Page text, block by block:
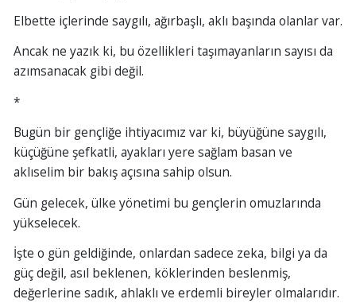
Elbette içlerinde saygılı, ağırbaşlı, aklı başında olanlar var.
Ancak ne yazık ki, bu özellikleri taşımayanların sayısı da
azımsanacak gibi değil.
*
Bugün bir gençliğe ihtiyacımız var ki, büyüğüne saygılı,
küçüğüne şefkatli, ayakları yere sağlam basan ve
aklıselim bir bakış açısına sahip olsun.
Gün gelecek, ülke yönetimi bu gençlerin omuzlarında
yükselecek.
İşte o gün geldiğinde, onlardan sadece zeka, bilgi ya da
güç değil, asıl beklenen, köklerinden beslenmiş,
değerlerine sadık, ahlaklı ve erdemli bireyler olmalarıdır.